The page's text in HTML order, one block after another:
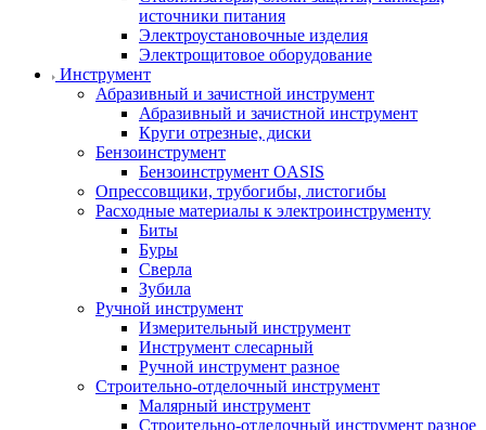
источники питания
Электроустановочные изделия
Электрощитовое оборудование
Инструмент
Абразивный и зачистной инструмент
Абразивный и зачистной инструмент
Круги отрезные, диски
Бензоинструмент
Бензоинструмент OASIS
Опрессовщики, трубогибы, листогибы
Расходные материалы к электроинструменту
Биты
Буры
Сверла
Зубила
Ручной инструмент
Измерительный инструмент
Инструмент слесарный
Ручной инструмент разное
Строительно-отделочный инструмент
Малярный инструмент
Строительно-отделочный инструмент разное